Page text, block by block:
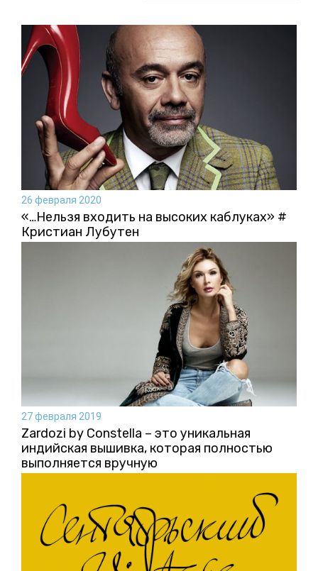
26 февраля 2020
«…Нельзя входить на высоких каблуках» #
Кристиан Лубутен
27 февраля 2019
Zardozi by Constella – это уникальная
индийская вышивка, которая полностью
выполняется вручную